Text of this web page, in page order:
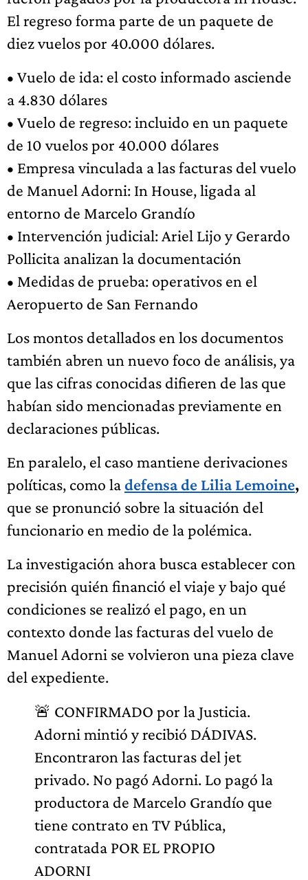
El regreso forma parte de un paquete de
diez vuelos por 40.000 dólares.
• Vuelo de ida: el costo informado asciende
a 4.830 dólares
• Vuelo de regreso: incluido en un paquete
de 10 vuelos por 40.000 dólares
• Empresa vinculada a las facturas del vuelo
de Manuel Adorni: In House, ligada al
entorno de Marcelo Grandío
• Intervención judicial: Ariel Lijo y Gerardo
Pollicita analizan la documentación
• Medidas de prueba: operativos en el
Aeropuerto de San Fernando
Los montos detallados en los documentos
también abren un nuevo foco de análisis, ya
que las cifras conocidas difieren de las que
habían sido mencionadas previamente en
declaraciones públicas.
En paralelo, el caso mantiene derivaciones
políticas, como ladefensa de Lilia Lemoine,
que se pronunció sobre la situación del
funcionario en medio de la polémica.
La investigación ahora busca establecer con
precisión quién financió el viaje y bajo qué
condiciones se realizó el pago, en un
contexto donde las facturas del vuelo de
Manuel Adorni se volvieron una pieza clave
del expediente.
🚨 CONFIRMADO por la Justicia.
Adorni mintió y recibió DÁDIVAS.
Encontraron las facturas del jet
privado. No pagó Adorni. Lo pagó la
productora de Marcelo Grandío que
tiene contrato en TV Pública,
contratada POR EL PROPIO
ADORNI